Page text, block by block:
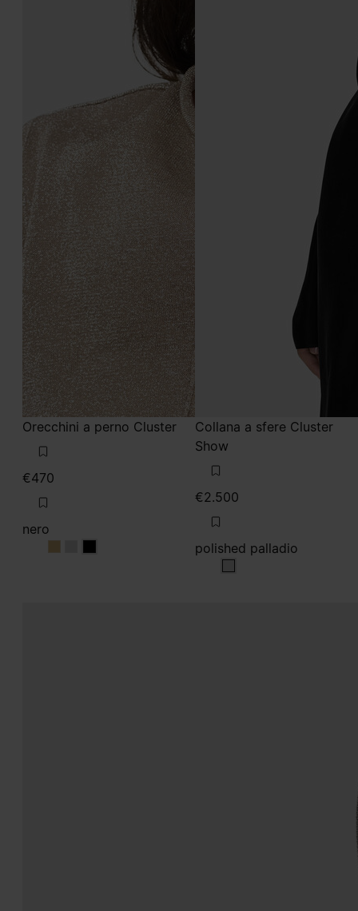
Orecchini a perno Cluster
€470
nero
nero neronero
Collana a sfere Cluster
Show
€2.500
polished palladio
polished palladio